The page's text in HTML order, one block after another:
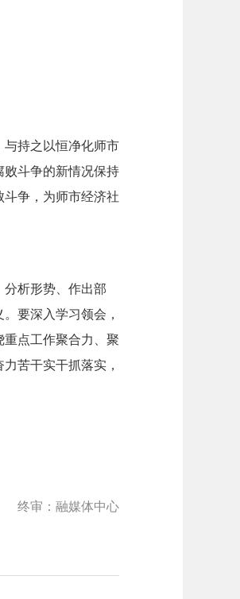
与持之以恒净化师市
败斗争的新情况保持
争，为师市经济社
析形势、作出部
要深入学习领会，
点工作聚合力、聚
苦干实干抓落实，
终审：融媒体中心